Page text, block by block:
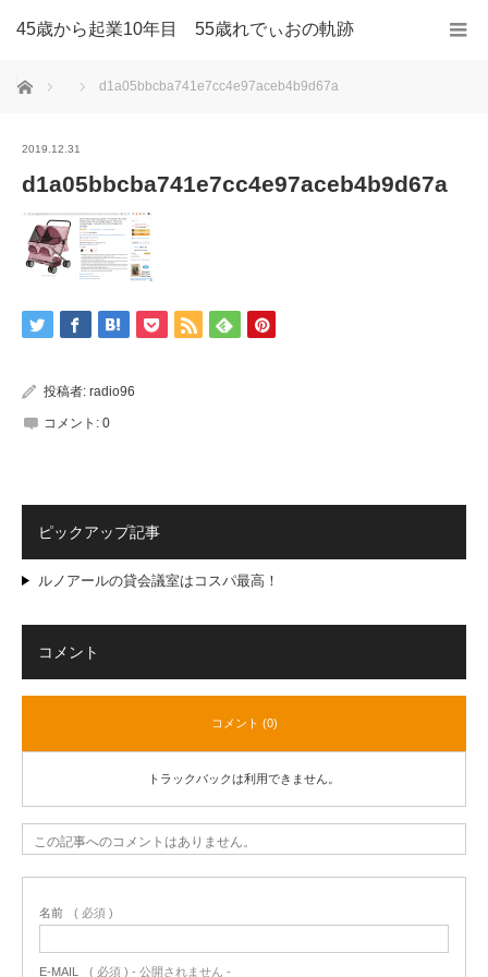
45歳から起業10年目 55歳れでぃおの軌跡
ホーム d1a05bbcba741e7cc4e97aceb4b9d67a
2019.12.31
d1a05bbcba741e7cc4e97aceb4b9d67a
投稿者: radio96
コメント: 0
ピックアップ記事
ルノアールの貸会議室はコスパ最高！
コメント
コメント (0)
トラックバックは利用できません。
この記事へのコメントはありません。
名前 ( 必須 )
E-MAIL ( 必須 ) - 公開されません -